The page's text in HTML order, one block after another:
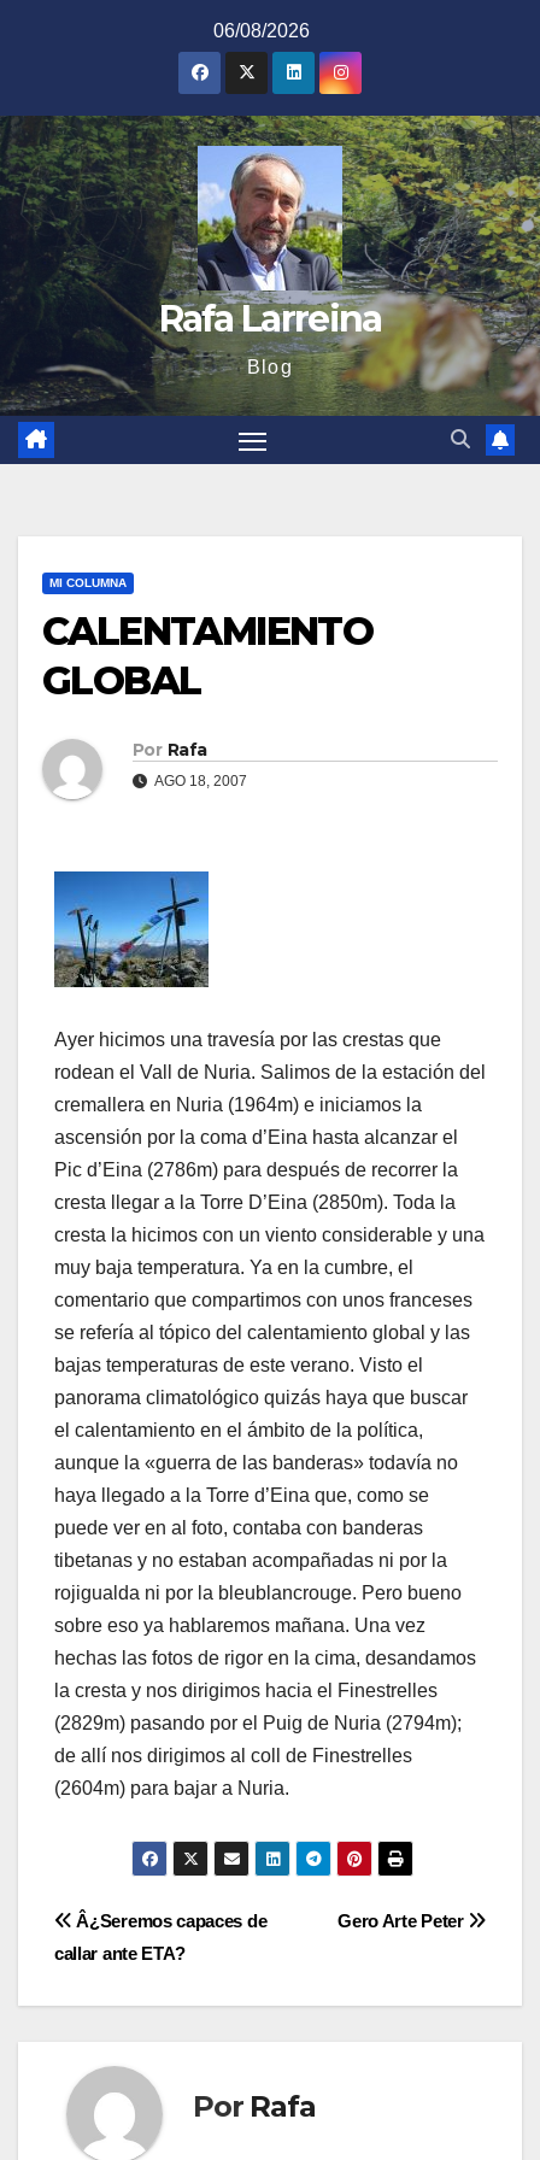
06/08/2026
Rafa Larreina
Blog
MI COLUMNA
CALENTAMIENTO
GLOBAL
Por Rafa
AGO 18, 2007
Ayer hicimos una travesí­a por las crestas que
rodean el Vall de Nuria. Salimos de la estación del
cremallera en Nuria (1964m) e iniciamos la
ascensión por la coma d’Eina hasta alcanzar el
Pic d’Eina (2786m) para después de recorrer la
cresta llegar a la Torre D’Eina (2850m). Toda la
cresta la hicimos con un viento considerable y una
muy baja temperatura. Ya en la cumbre, el
comentario que compartimos con unos franceses
se referí­a al tópico del calentamiento global y las
bajas temperaturas de este verano. Visto el
panorama climatológico quizás haya que buscar
el calentamiento en el ámbito de la polí­tica,
aunque la «guerra de las banderas» todaví­a no
haya llegado a la Torre d’Eina que, como se
puede ver en al foto, contaba con banderas
tibetanas y no estaban acompañadas ni por la
rojigualda ni por la bleublancrouge. Pero bueno
sobre eso ya hablaremos mañana. Una vez
hechas las fotos de rigor en la cima, desandamos
la cresta y nos dirigimos hacia el Finestrelles
(2829m) pasando por el Puig de Nuria (2794m);
de allí­ nos dirigimos al coll de Finestrelles
(2604m) para bajar a Nuria.
Navegación
Gero Arte Peter
Â¿Seremos capaces de
callar ante ETA?
Por Rafa